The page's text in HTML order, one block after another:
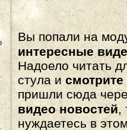
Вы попали на
интересные
Надоело читать
стула и
пришли сюда
видео новостей,
нуждаетесь в